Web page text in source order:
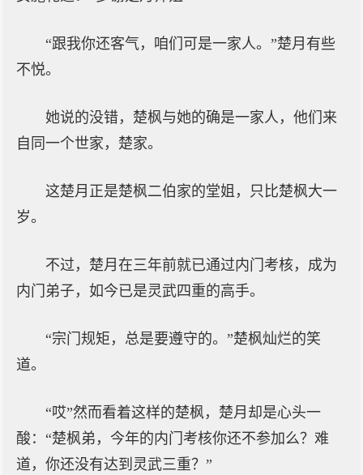
“跟我你还客气，咱们可是一家人。”楚月有些
不悦。
她说的没错，楚枫与她的确是一家人，他们来
自同一个世家，楚家。
这楚月正是楚枫二伯家的堂姐，只比楚枫大一
岁。
不过，楚月在三年前就已通过内门考核，成为
内门弟子，如今已是灵武四重的高手。
“宗门规矩，总是要遵守的。”楚枫灿烂的笑
道。
“哎”然而看着这样的楚枫，楚月却是心头一
酸：“楚枫弟，今年的内门考核你还不参加么？难
道，你还没有达到灵武三重？”